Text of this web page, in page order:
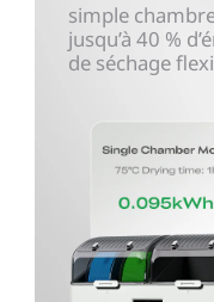
simple
jusqu’à 40 %
de séchage